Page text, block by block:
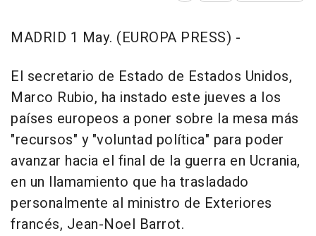
MADRID 1 May. (EUROPA PRESS) -
El secretario de Estado de Estados Unidos,
Marco Rubio, ha instado este jueves a los
países europeos a poner sobre la mesa más
"recursos" y "voluntad política" para poder
avanzar hacia el final de la guerra en Ucrania,
en un llamamiento que ha trasladado
personalmente al ministro de Exteriores
francés, Jean-Noel Barrot.